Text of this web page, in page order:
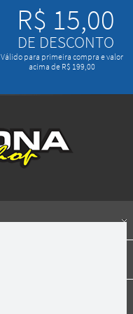
R$ 15,00
DE DESCONTO
Válido para primeira compra e valor
acima de R$ 199,00